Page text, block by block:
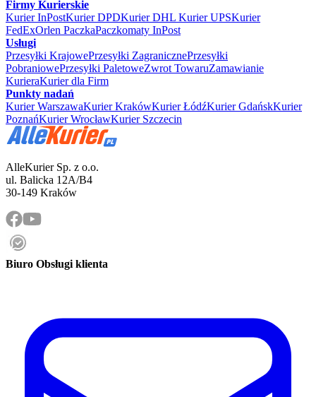
Firmy Kurierskie
Kurier InPostKurier DPDKurier DHL Kurier UPSKurier
FedExOrlen PaczkaPaczkomaty InPost
Usługi
Przesyłki KrajowePrzesyłki ZagranicznePrzesyłki
PobraniowePrzesyłki PaletoweZwrot TowaruZamawianie
KurieraKurier dla Firm
Punkty nadań
Kurier WarszawaKurier KrakówKurier ŁódźKurier GdańskKurier
PoznańKurier WrocławKurier Szczecin
AlleKurier Sp. z o.o.
ul. Balicka 12A/B4
30-149 Kraków
Biuro Obsługi klienta